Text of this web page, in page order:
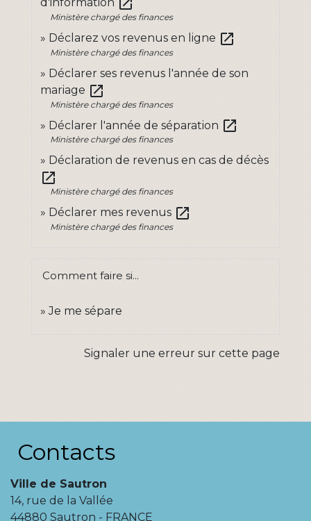
open_in_new
Ministère chargé des finances
Déclarez vos revenus en ligne open_in_new
Ministère chargé des finances
Déclarer ses revenus l'année de son
mariage open_in_new
Ministère chargé des finances
Déclarer l'année de séparation open_in_new
Ministère chargé des finances
Déclaration de revenus en cas de décès
open_in_new
Ministère chargé des finances
Déclarer mes revenus open_in_new
Ministère chargé des finances
Comment faire si...
Je me sépare
Signaler une erreur sur cette page
Contacts
Ville de Sautron
14, rue de la Vallée
44880 Sautron - FRANCE